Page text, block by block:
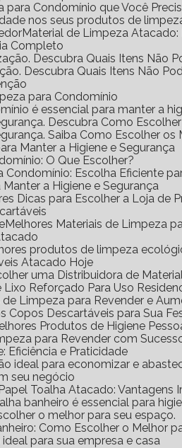
para Condomínio que Você
nos seus produtos de
Material de Limpeza
Completo
Descubra Quais Itens Não
Descubra Quais Itens Não
para Condomínio
é essencial para manter a
Descubra Como
Saiba Como Escolher
Manter a Higiene e Segurança
O Que Escolher?
Condomínio: Escolha Eficiente
a Higiene e Segurança
Dicas para Escolher a Loja
Melhores Materiais de Limpeza
produtos de limpeza
Atacado Hoje
uma Distribuidora de
Lixo Reforçado Para Uso
de Limpeza para Revender e
Copos Descartáveis para Sua
Produtos de Higiene
para Revender com
Eficiência e Praticidade
ideal para economizar e
seu negócio
Papel Toalha Atacado:
banheiro é essencial para
o melhor para seu espaço.
Como Escolher o Melhor
para sua empresa e casa